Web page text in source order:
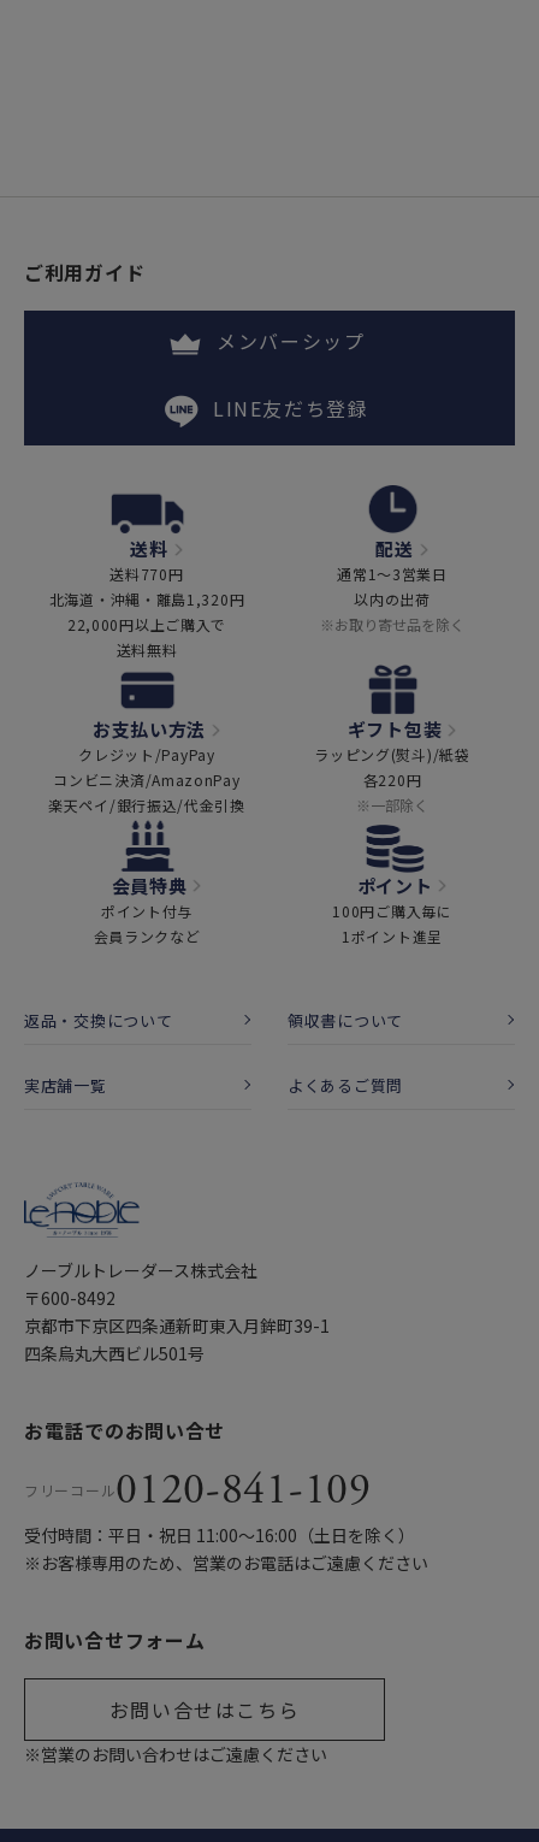
ご利用ガイド
メンバーシップ
LINE友だち登録
送料
送料770円
北海道・沖縄・離島1,320円
22,000円以上ご購入で
送料無料
配送
通常1～3営業日
以内の出荷
※お取り寄せ品を除く
お支払い方法
クレジット/PayPay
コンビニ決済/AmazonPay
楽天ペイ/銀行振込/代金引換
ギフト包装
ラッピング(熨斗)/紙袋
各220円
※一部除く
会員特典
ポイント付与
会員ランクなど
ポイント
100円ご購入毎に
1ポイント進呈
返品・交換について 領収書について
実店舗一覧 よくあるご質問
ノーブルトレーダース株式会社
〒600-8492
京都市下京区四条通新町東入月鉾町39-1
四条烏丸大西ビル501号
お電話でのお問い合せ
フリーコール0120-841-109
受付時間：平日・祝日 11:00〜16:00（土日を除く）
※お客様専用のため、営業のお電話はご遠慮ください
お問い合せフォーム
お問い合せはこちら
※営業のお問い合わせはご遠慮ください